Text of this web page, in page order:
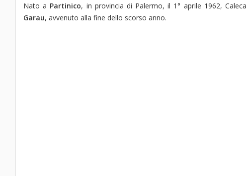
Nato a Partinico, in provincia di Palermo, il 1° aprile 1962,
Garau, avvenuto alla fine dello scorso anno.